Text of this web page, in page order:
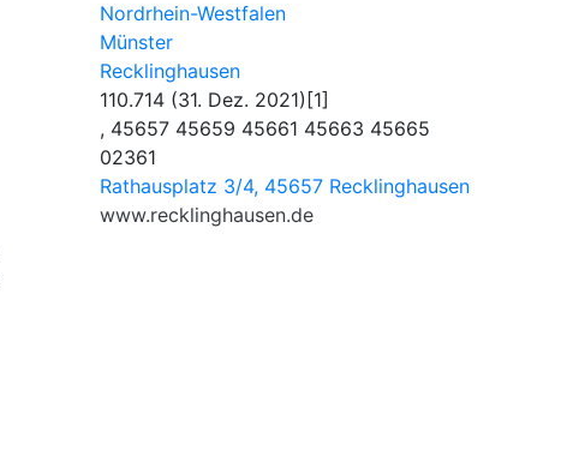
Nordrhein-Westfalen
Münster
Recklinghausen
110.714 (31. Dez. 2021)[1]
, 45657 45659 45661 45663 45665
02361
Rathausplatz 3/4, 45657 Recklinghausen
www.recklinghausen.de